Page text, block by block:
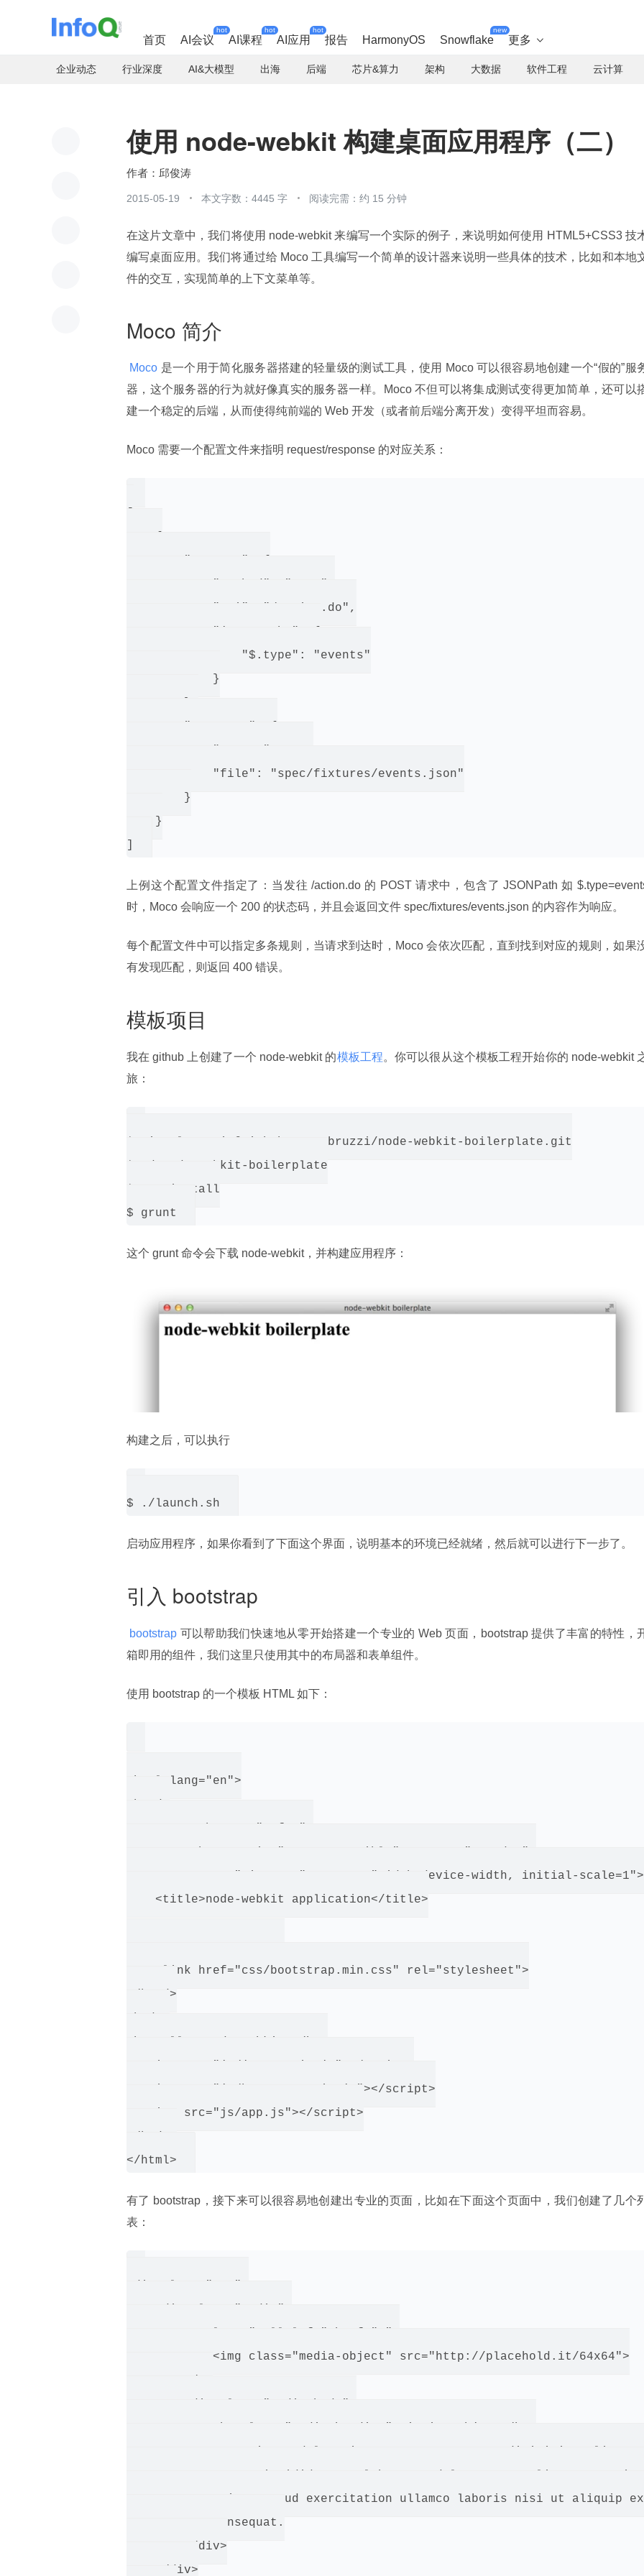
首页 AI会议
hot
AI课程
hot
AI应用
hot
报告 HarmonyOS Snowflake
new
更多 
企业动态 行业深度 AI&大模型 出海 后端 芯片&算力 架构 大数据 软件工程 云计算
使用 node-webkit 构建桌面应用程序（二）
邱俊涛
2015-05-19 本文字数：4445 字 阅读完需：约 15 分钟
在这片文章中，我们将使用 node-webkit 来编写一个实际的例子，来说明如何使用 HTML5+CSS3 技
编写桌面应用。我们将通过给 Moco 工具编写一个简单的设计器来说明一些具体的技术，比如和本地
件的交互，实现简单的上下文菜单等。
Moco 简介
Moco 是一个用于简化服务器搭建的轻量级的测试工具，使用 Moco 可以很容易地创建一个“假的”服
器，这个服务器的行为就好像真实的服务器一样。Moco 不但可以将集成测试变得更加简单，还可以
建一个稳定的后端，从而使得纯前端的 Web 开发（或者前后端分离开发）变得平坦而容易。
Moco 需要一个配置文件来指明 request/response 的对应关系：
            "uri": "/action.do",
                "$.type": "events"
            }
            "file": "spec/fixtures/events.json"
        }
    }
上例这个配置文件指定了：当发往 /action.do 的 POST 请求中，包含了 JSONPath 如
时，Moco 会响应一个 200 的状态码，并且会返回文件 spec/fixtures/events.json 的内容作为响应。
每个配置文件中可以指定多条规则，当请求到达时，Moco 会依次匹配，直到找到对应的规则，如果
有发现匹配，则返回 400 错误。
模板项目
我在 github 上创建了一个 node-webkit 的模板工程。你可以很从这个模板工程开始你的 node-webkit
旅：
$ git clone git@github.com:abruzzi/node-webkit-boilerplate.git
$ cd node-webkit-boilerplate
$ npm install
这个 grunt 命令会下载 node-webkit，并构建应用程序：
构建之后，可以执行
启动应用程序，如果你看到了下面这个界面，说明基本的环境已经就绪，然后就可以进行下一步了。
引入 bootstrap
bootstrap 可以帮助我们快速地从零开始搭建一个专业的 Web 页面，bootstrap 提供了丰富的特性，
箱即用的组件，我们这里只使用其中的布局器和表单组件。
使用 bootstrap 的一个模板 HTML 如下：
<html lang="en">
    <meta name="viewport" content="width=device-width, initial-scale=1">
    <title>node-webkit application</title>
    <link href="css/bootstrap.min.css" rel="stylesheet">
</head>
<script src="js/bootstrap.min.js"></script>
<script src="js/app.js"></script>
有了 bootstrap，接下来可以很容易地创建出专业的页面，比如在下面这个页面中，我们创建了几个
表：
            <img class="media-object" src="http://placehold.it/64x64">
quis nostrud exercitation ullamco laboris nisi ut aliquip
            consequat.
        </div>
    </div>